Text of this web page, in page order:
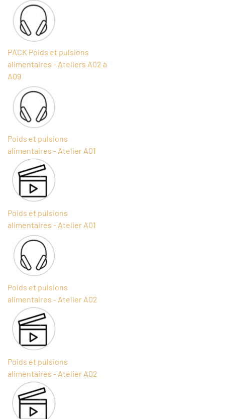
PACK Poids et pulsions
alimentaires - Ateliers A02 à
A09
Poids et pulsions
alimentaires - Atelier A01
Poids et pulsions
alimentaires - Atelier A01
Poids et pulsions
alimentaires - Atelier A02
Poids et pulsions
alimentaires - Atelier A02